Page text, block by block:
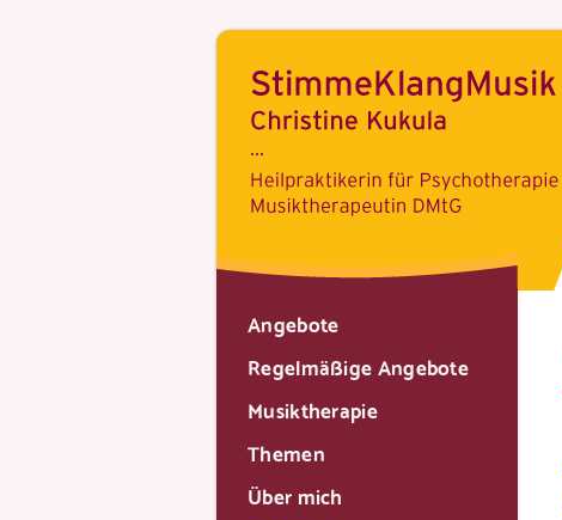
Angebote
Regelmäßige Angebote
Musiktherapie
Themen
Über mich